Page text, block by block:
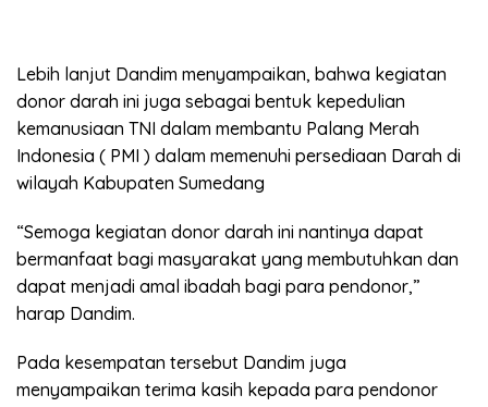
Lebih lanjut Dandim menyampaikan, bahwa kegiatan
donor darah ini juga sebagai bentuk kepedulian
kemanusiaan TNI dalam membantu Palang Merah
Indonesia ( PMI ) dalam memenuhi persediaan Darah di
wilayah Kabupaten Sumedang
“Semoga kegiatan donor darah ini nantinya dapat
bermanfaat bagi masyarakat yang membutuhkan dan
dapat menjadi amal ibadah bagi para pendonor,”
harap Dandim.
Pada kesempatan tersebut Dandim juga
menyampaikan terima kasih kepada para pendonor